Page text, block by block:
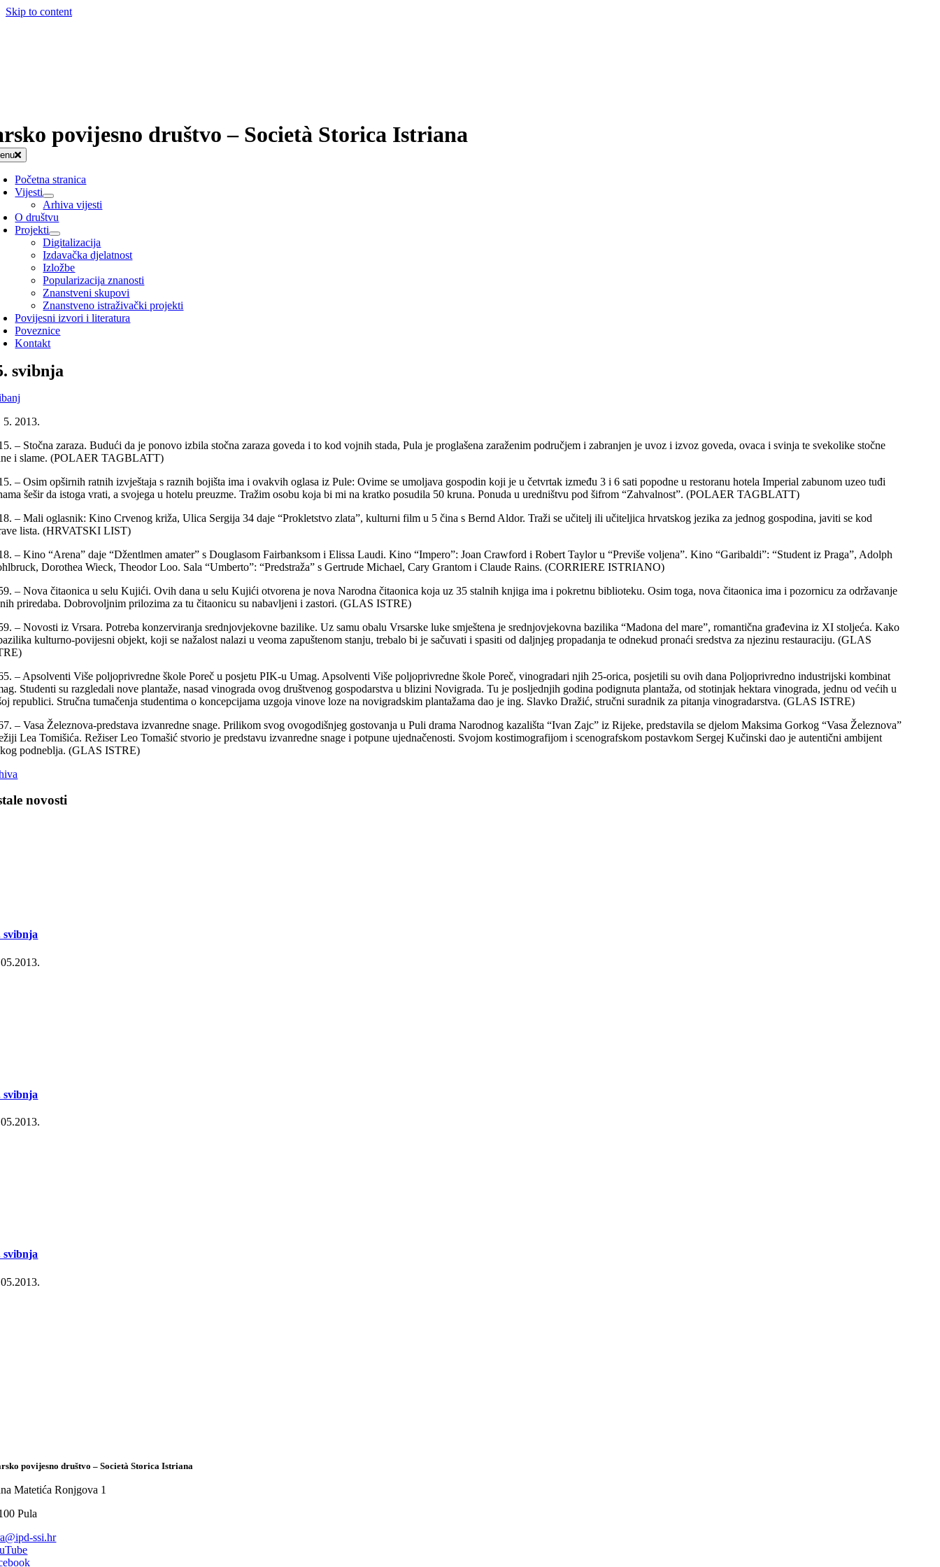
Skip to content
povijesno društvo – Società Storica Istriana
Početna stranica
Vijesti
Arhiva vijesti
O društvu
Projekti
Digitalizacija
Izdavačka djelatnost
Izložbe
Popularizacija znanosti
Znanstveni skupovi
Znanstveno istraživački projekti
Povijesni izvori i literatura
Poveznice
Kontakt
svibnja
5. 2013.
– Stočna zaraza. Budući da je ponovo izbila stočna zaraza goveda i to kod vojnih stada, Pula je proglašena zaraženim područjem i zabranjen je uvoz i izvoz goveda, ovaca i svinja te svekolike stočne
i slame. (POLAER TAGBLATT)
– Osim opširnih ratnih izvještaja s raznih bojišta ima i ovakvih oglasa iz Pule: Ovime se umoljava gospodin koji je u četvrtak između 3 i 6 sati popodne u restoranu hotela Imperial zabunom uzeo tuđi
šešir da istoga vrati, a svojega u hotelu preuzme. Tražim osobu koja bi mi na kratko posudila 50 kruna. Ponuda u uredništvu pod šifrom “Zahvalnost”. (POLAER TAGBLATT)
– Mali oglasnik: Kino Crvenog križa, Ulica Sergija 34 daje “Prokletstvo zlata”, kulturni film u 5 čina s Bernd Aldor. Traži se učitelj ili učiteljica hrvatskog jezika za jednog gospodina, javiti se kod
lista. (HRVATSKI LIST)
– Kino “Arena” daje “Džentlmen amater” s Douglasom Fairbanksom i Elissa Laudi. Kino “Impero”: Joan Crawford i Robert Taylor u “Previše voljena”. Kino “Garibaldi”: “Student iz Praga”, Adolph
Dorothea Wieck, Theodor Loo. Sala “Umberto”: “Predstraža” s Gertrude Michael, Cary Grantom i Claude Rains. (CORRIERE ISTRIANO)
– Nova čitaonica u selu Kujići. Ovih dana u selu Kujići otvorena je nova Narodna čitaonica koja uz 35 stalnih knjiga ima i pokretnu biblioteku. Osim toga, nova čitaonica ima i pozornicu za održavanje
priredaba. Dobrovoljnim prilozima za tu čitaonicu su nabavljeni i zastori. (GLAS ISTRE)
– Novosti iz Vrsara. Potreba konzerviranja srednjovjekovne bazilike. Uz samu obalu Vrsarske luke smještena je srednjovjekovna bazilika “Madona del mare”, romantična građevina iz XI stoljeća. Kako
kulturno-povijesni objekt, koji se nažalost nalazi u veoma zapuštenom stanju, trebalo bi je sačuvati i spasiti od daljnjeg propadanja te odnekud pronaći sredstva za njezinu restauraciju. (GLAS
– Apsolventi Više poljoprivredne škole Poreč u posjetu PIK-u Umag. Apsolventi Više poljoprivredne škole Poreč, vinogradari njih 25-orica, posjetili su ovih dana Poljoprivredno industrijski kombinat
Studenti su razgledali nove plantaže, nasad vinograda ovog društvenog gospodarstva u blizini Novigrada. Tu je posljednjih godina podignuta plantaža, od stotinjak hektara vinograda, jednu od većih u
republici. Stručna tumačenja studentima o koncepcijama uzgoja vinove loze na novigradskim plantažama dao je ing. Slavko Dražić, stručni suradnik za pitanja vinogradarstva. (GLAS ISTRE)
– Vasa Železnova-predstava izvanredne snage. Prilikom svog ovogodišnjeg gostovanja u Puli drama Narodnog kazališta “Ivan Zajc” iz Rijeke, predstavila se djelom Maksima Gorkog “Vasa Železnova”
Lea Tomišića. Režiser Leo Tomašić stvorio je predstavu izvanredne snage i potpune ujednačenosti. Svojom kostimografijom i scenografskom postavkom Sergej Kučinski dao je autentični ambijent
podneblja. (GLAS ISTRE)
novosti
svibnja
svibnja
svibnja
povijesno društvo – Società Storica Istriana
Matetića Ronjgova 1
Pula
ssi.hr